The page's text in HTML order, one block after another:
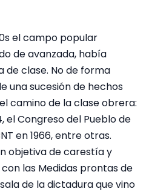
el campo popular
de avanzada, había
de clase. No de forma
una sucesión de hechos
camino de la clase obrera:
el Congreso del Pueblo de
en 1966, entre otras.
objetiva de carestía y
las Medidas prontas de
de la dictadura que vino